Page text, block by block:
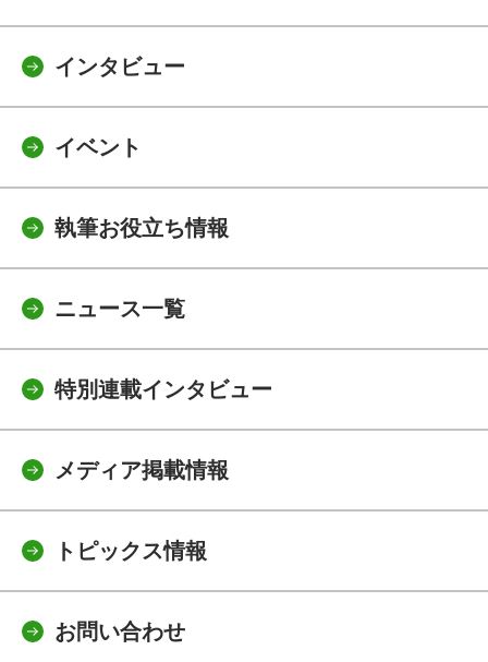
インタビュー
イベント
執筆お役立ち情報
ニュース一覧
特別連載インタビュー
メディア掲載情報
トピックス情報
お問い合わせ